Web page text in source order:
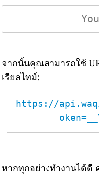
จากนั้นคุณสามารถใช้
เรียลไทม์:
https://
หากทุกอย่างทำงานได้ดี